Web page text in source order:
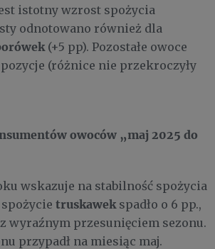
istotny wzrost spożycia
odnotowano również dla
(+5 pp). Pozostałe owoce
(różnice nie przekroczyły
owoców „maj 2025 do
wskazuje na stabilność spożycia
truskawek spadło o 6 pp.,
wyraźnym przesunięciem sezonu.
przypadł na miesiąc maj.